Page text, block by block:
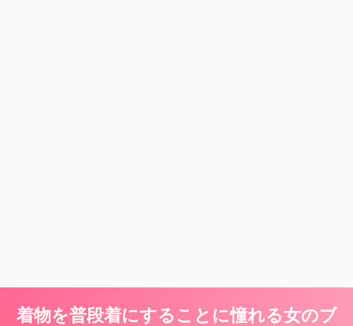
着物を普段着にすることに憧れる女のブ